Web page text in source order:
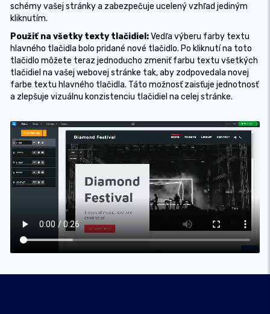
schémy vašej stránky a zabezpečuje ucelený vzhľad jediným
kliknutím.
Použiť na všetky texty tlačidiel:Vedľa výberu farby textu
hlavného tlačidla bolo pridané nové tlačidlo. Po kliknutí na toto
tlačidlo môžete teraz jednoducho zmeniť farbu textu všetkých
tlačidiel na vašej webovej stránke tak, aby zodpovedala novej
farbe textu hlavného tlačidla. Táto možnosť zaisťuje jednotnosť
a zlepšuje vizuálnu konzistenciu tlačidiel na celej stránke.